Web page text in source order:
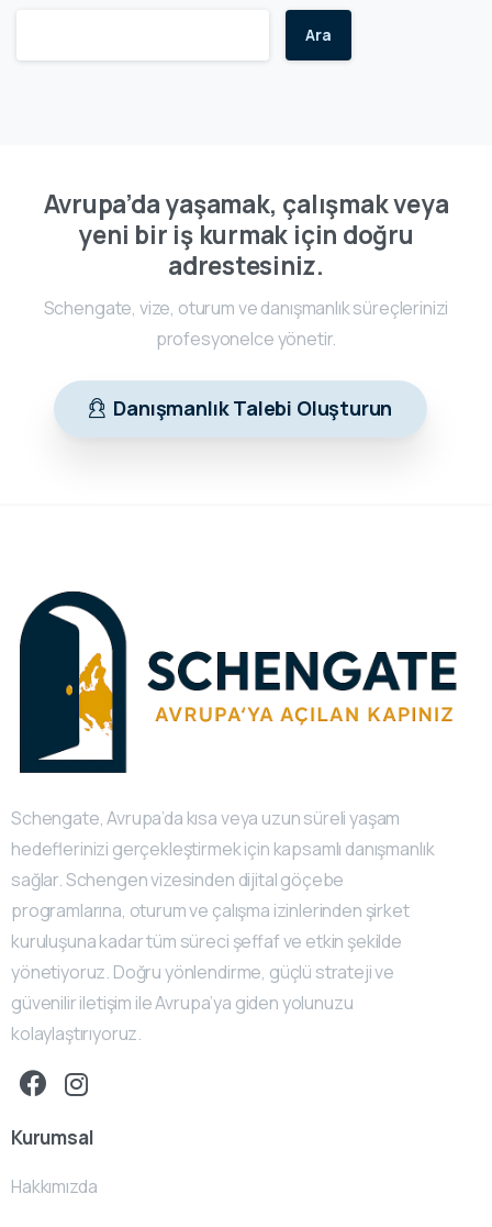
Ara
Avrupa’da yaşamak, çalışmak veya
yeni bir iş kurmak için doğru
adrestesiniz.
Schengate, vize, oturum ve danışmanlık süreçlerinizi
profesyonelce yönetir.
Danışmanlık Talebi Oluşturun
Schengate, Avrupa’da kısa veya uzun süreli yaşam
hedeflerinizi gerçekleştirmek için kapsamlı danışmanlık
sağlar. Schengen vizesinden dijital göçebe
programlarına, oturum ve çalışma izinlerinden şirket
kuruluşuna kadar tüm süreci şeffaf ve etkin şekilde
yönetiyoruz. Doğru yönlendirme, güçlü strateji ve
güvenilir iletişim ile Avrupa’ya giden yolunuzu
kolaylaştırıyoruz.
Kurumsal
Hakkımızda